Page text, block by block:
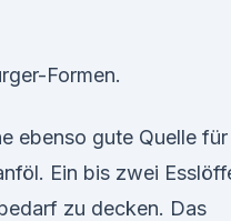
Formen.
ebenso gute Quelle für
Ein bis zwei
zu decken. Das